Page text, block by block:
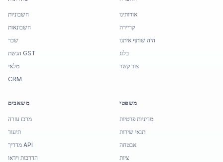
חשבוניות
חשבונאות
שכר
הגשת GST
מלאי
CRM
אודותינו
קריירה
היה שותף איתנו
בלוג
צור קשר
משאבים
מרכז עזרה
תיעוד
מדריך API
הדרכות וידאו
משפטי
מדיניות פרטיות
תנאי שירות
אבטחה
ציות